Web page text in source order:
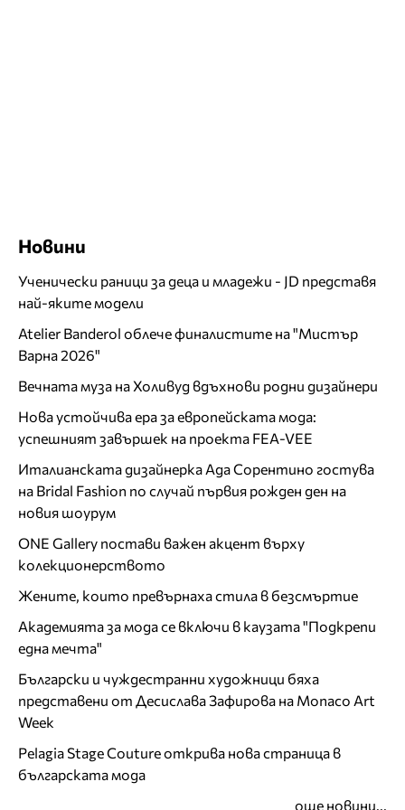
Новини
Ученически раници за деца и младежи - JD представя
най-яките модели
Atelier Banderol облече финалистите на "Мистър
Варна 2026"
Вечната муза на Холивуд вдъхнови родни дизайнери
Нова устойчива ера за европейската мода:
успешният завършек на проекта FEA-VEE
Италианската дизайнерка Ада Сорентино гостува
на Bridal Fashion по случай първия рожден ден на
новия шоурум
ONE Gallery постави важен акцент върху
колекционерството
Жените, които превърнаха стила в безсмъртие
Академията за мода се включи в каузата "Подкрепи
една мечта"
Български и чуждестранни художници бяха
представени от Десислава Зафирова на Monaco Art
Week
Pelagia Stage Couture открива нова страница в
българската мода
още новини...